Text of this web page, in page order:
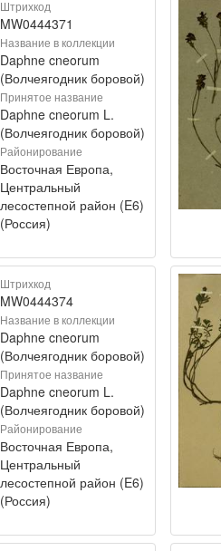
Штрихкод
MW0444371
Название в коллекции
Daphne cneorum
(Волчеягодник боровой)
Принятое название
Daphne cneorum L.
(Волчеягодник боровой)
Районирование
Восточная Европа,
Центральный
лесостепной район (E6)
(Россия)
Штрихкод
MW0444374
Название в коллекции
Daphne cneorum
(Волчеягодник боровой)
Принятое название
Daphne cneorum L.
(Волчеягодник боровой)
Районирование
Восточная Европа,
Центральный
лесостепной район (E6)
(Россия)